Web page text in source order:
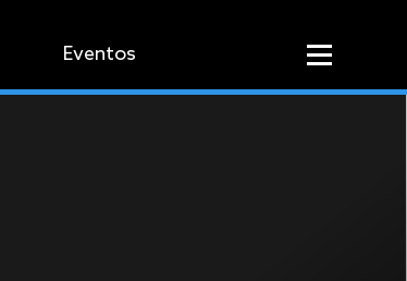
Eventos